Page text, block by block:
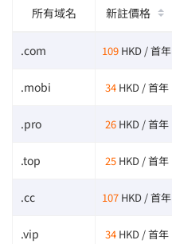
所有域名 新註價格
.com 109 HKD / 首年
.mobi 34 HKD / 首年
.pro 26 HKD / 首年
.top 25 HKD / 首年
.cc 107 HKD / 首年
.vip 34 HKD / 首年